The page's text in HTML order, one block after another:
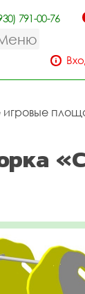
791-00-76
игровые